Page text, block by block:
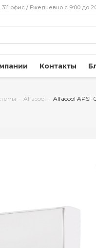
311 офис / Ежедневно с 9:00 до
Контакты
- Alfacool - Alfacool APSI-